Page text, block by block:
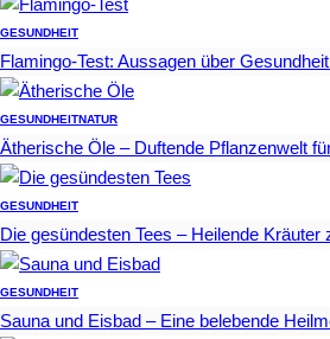
GESUNDHEIT
Flamingo-Test: Aussagen über
GESUNDHEITNATUR
Ätherische Öle – Duftende Pflanzenwelt
GESUNDHEIT
Die gesündesten Tees – Heilende
GESUNDHEIT
Sauna und Eisbad – Eine belebende